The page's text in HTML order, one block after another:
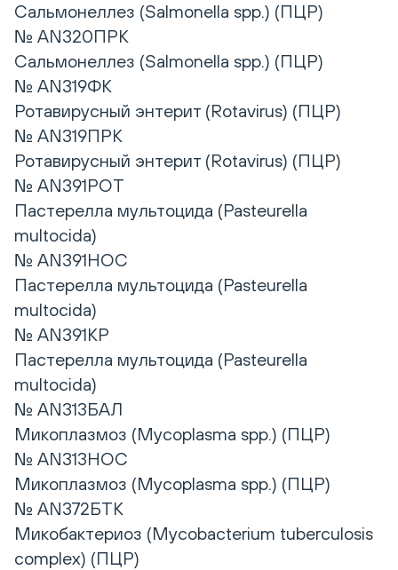
Сальмонеллез (Salmonella spp.) (ПЦР)
№ AN320ПРК
Сальмонеллез (Salmonella spp.) (ПЦР)
№ AN319ФК
Ротавирусный энтерит (Rotavirus) (ПЦР)
№ AN319ПРК
Ротавирусный энтерит (Rotavirus) (ПЦР)
№ AN391РОТ
Пастерелла мультоцида (Pasteurella
multocida)
№ AN391НОС
Пастерелла мультоцида (Pasteurella
multocida)
№ AN391КР
Пастерелла мультоцида (Pasteurella
multocida)
№ AN313БАЛ
Микоплазмоз (Mycoplasma spp.) (ПЦР)
№ AN313НОС
Микоплазмоз (Mycoplasma spp.) (ПЦР)
№ AN372БТК
Микобактериоз (Mycobacterium tuberculosis
complex) (ПЦР)